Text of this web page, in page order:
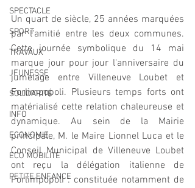
SPECTACLE
SPORT
TRAVAUX
JEUNESSE
SOLIDARITÉ
INFO
ECONOMIE
ECO MOBILITE
PETITE ENFANCE
Un quart de siècle, 25 années marquées
par l'amitié entre les deux communes.
Cette journée symbolique du 14 mai
marque jour pour jour l'anniversaire du
jumelage entre Villeneuve Loubet et
Forlimpopoli. Plusieurs temps forts ont
matérialisé cette relation chaleureuse et
dynamique. Au sein de la Mairie
principale, M. le Maire Lionnel Luca et le
Conseil Municipal de Villeneuve Loubet
ont reçu la délégation italienne de
Forlimpopoli : constituée notamment de